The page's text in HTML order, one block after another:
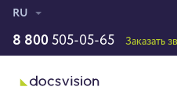
RU
8 800 505-05-65 Заказать